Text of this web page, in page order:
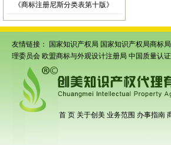
《商标注册尼斯分类表第十版》
友情链接： 国家知识产权局 国家知识产权局商标局
理委员会 欧盟商标与外观设计注册局 中国质量认
首 页 关于创美 业务范围 办事指南